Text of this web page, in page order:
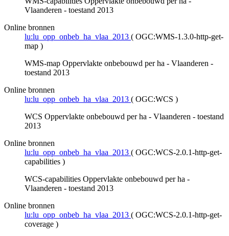
Vlaanderen - toestand 2013
Online bronnen
lu:lu_opp_onbeb_ha_vlaa_2013 ( OGC:WMS-1.3.0-http-get-
map )
WMS-map Oppervlakte onbebouwd per ha - Vlaanderen -
toestand 2013
Online bronnen
lu:lu_opp_onbeb_ha_vlaa_2013 ( OGC:WCS )
WCS Oppervlakte onbebouwd per ha - Vlaanderen - toestand
2013
Online bronnen
lu:lu_opp_onbeb_ha_vlaa_2013 ( OGC:WCS-2.0.1-http-get-
capabilities )
WCS-capabilities Oppervlakte onbebouwd per ha -
Vlaanderen - toestand 2013
Online bronnen
lu:lu_opp_onbeb_ha_vlaa_2013 ( OGC:WCS-2.0.1-http-get-
coverage )